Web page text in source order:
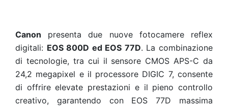
Canon presenta due nuove fotocamere reflex
digitali: EOS 800D ed EOS 77D. La combinazione
di tecnologie, tra cui il sensore CMOS APS-C da
24,2 megapixel e il processore DIGIC 7, consente
di offrire elevate prestazioni e il pieno controllo
creativo, garantendo con EOS 77D massima